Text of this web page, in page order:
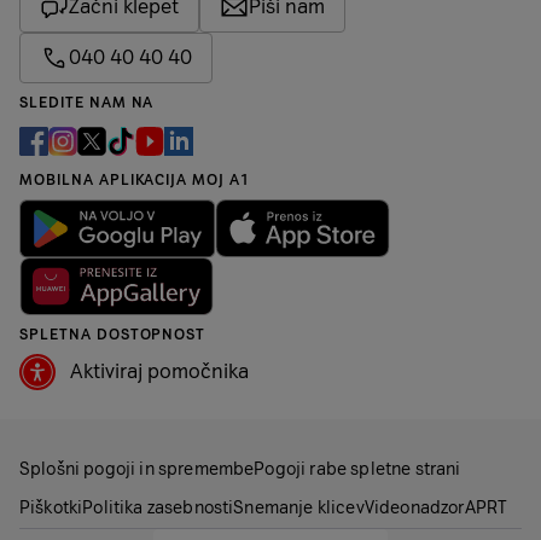
Začni klepet Piši nam
040 40 40 40
SLEDITE NAM NA
MOBILNA APLIKACIJA MOJ A1
SPLETNA DOSTOPNOST
Aktiviraj pomočnika
Splošni pogoji in spremembePogoji rabe spletne strani
PiškotkiPolitika zasebnostiSnemanje klicevVideonadzorAPRT